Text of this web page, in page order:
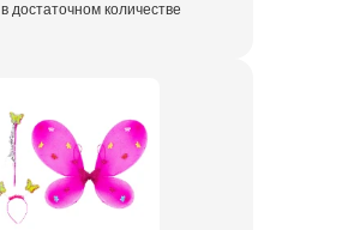
в достаточном количестве